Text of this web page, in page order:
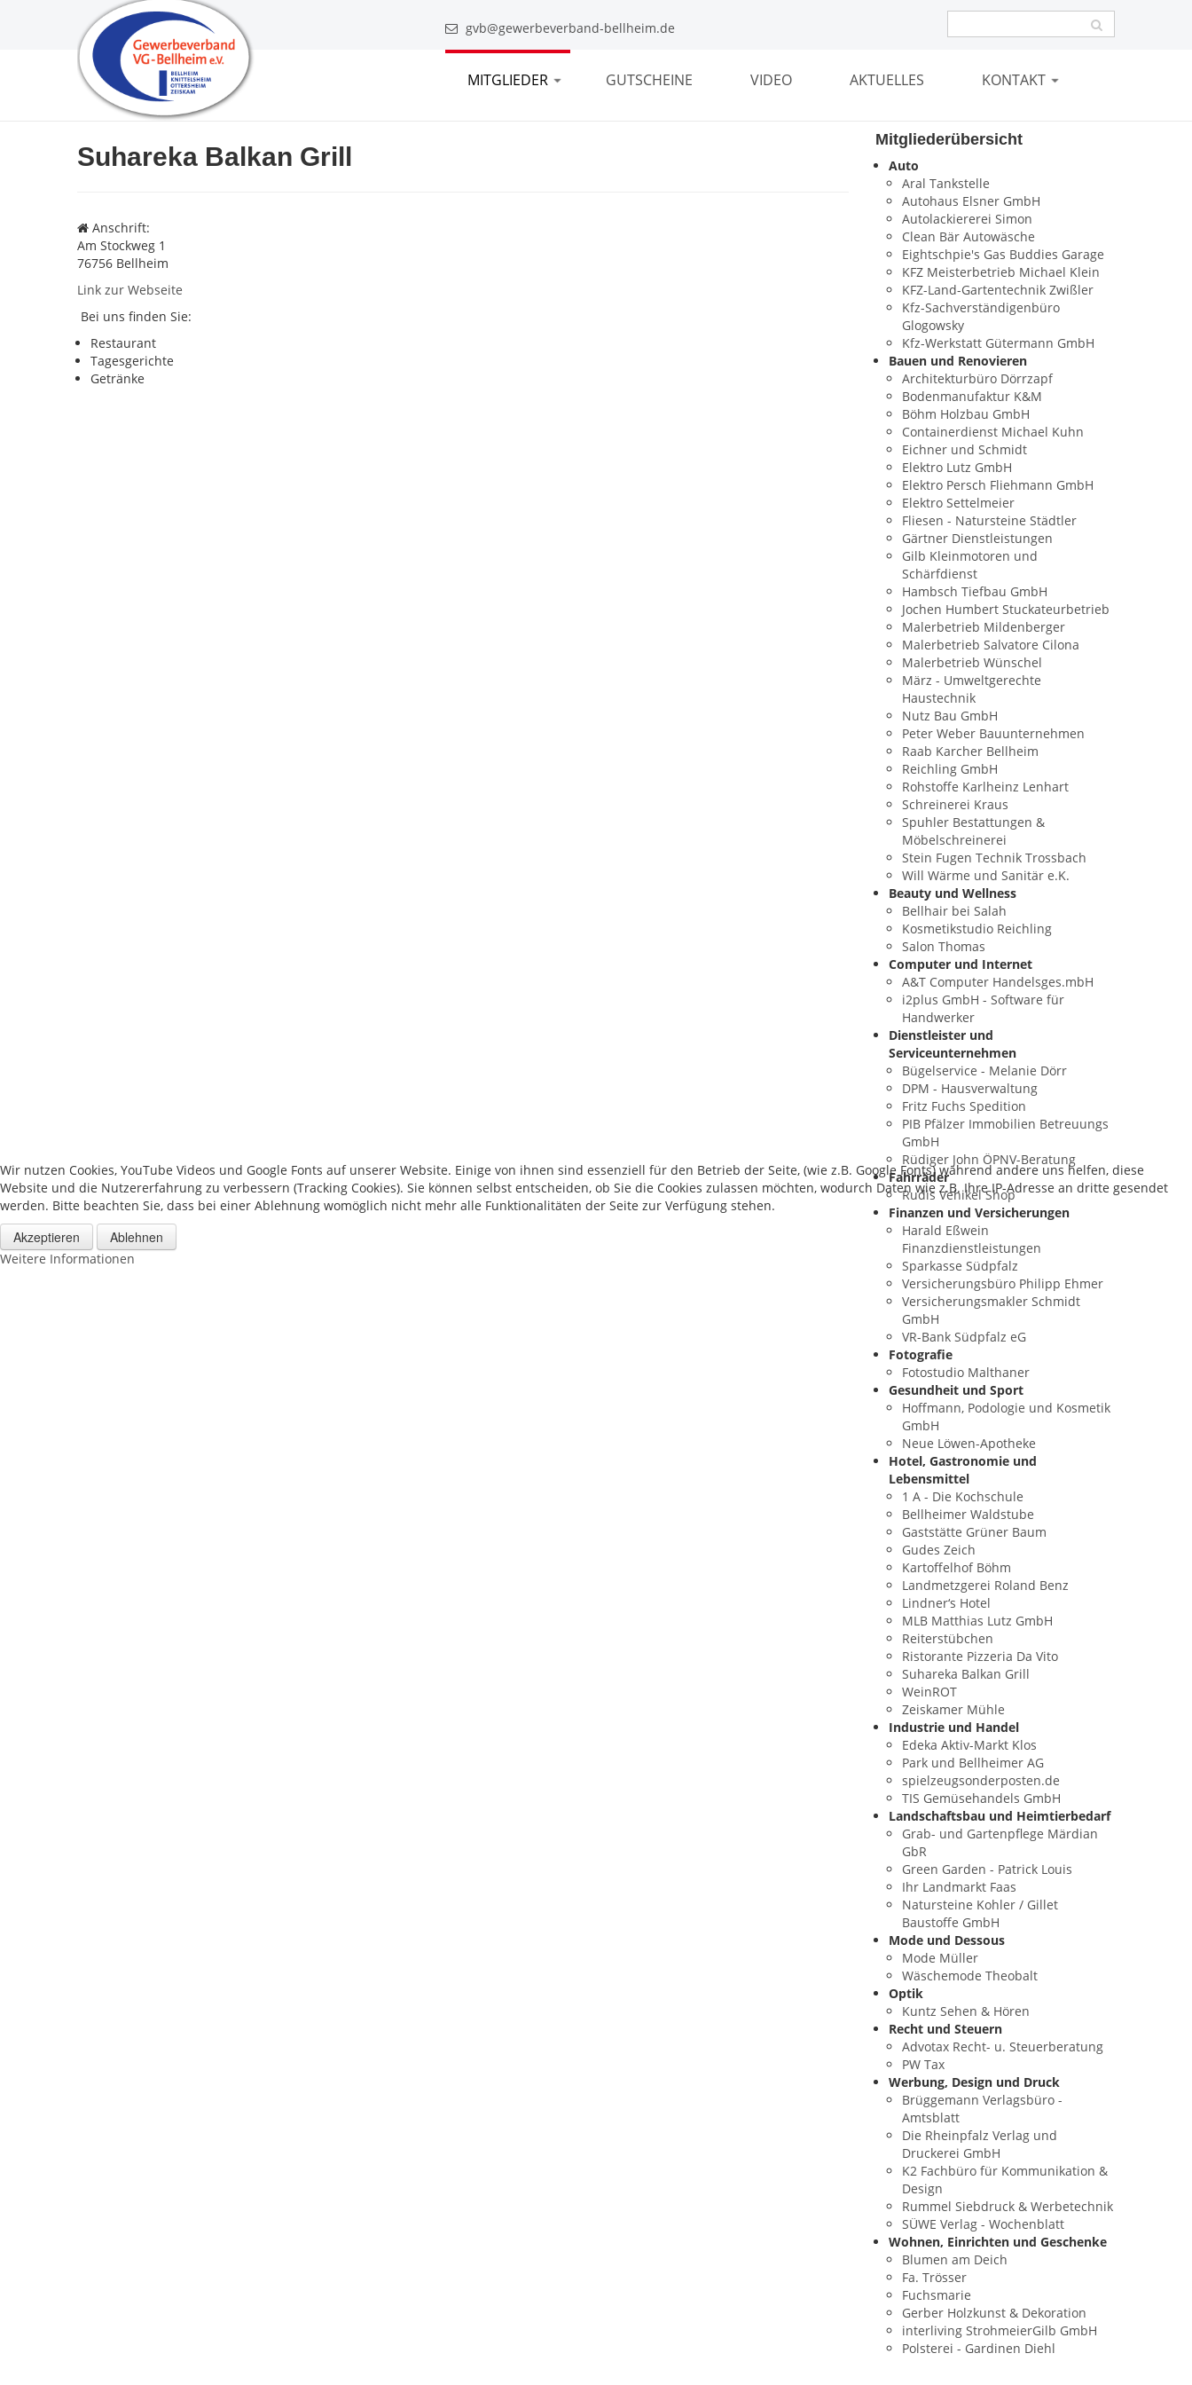
gvb@gewerbeverband-bellheim.de
MITGLIEDER GUTSCHEINE VIDEO AKTUELLES KONTAKT
Suhareka Balkan Grill
Anschrift:
Am Stockweg 1
76756 Bellheim
Link zur Webseite
Bei uns finden Sie:
Restaurant
Tagesgerichte
Getränke
Mitgliederübersicht
Auto
Aral Tankstelle
Autohaus Elsner GmbH
Autolackiererei Simon
Clean Bär Autowäsche
Eightschpie's Gas Buddies Garage
KFZ Meisterbetrieb Michael Klein
KFZ-Land-Gartentechnik Zwißler
Kfz-Sachverständigenbüro
Glogowsky
Kfz-Werkstatt Gütermann GmbH
Bauen und Renovieren
Architekturbüro Dörrzapf
Bodenmanufaktur K&M
Böhm Holzbau GmbH
Containerdienst Michael Kuhn
Eichner und Schmidt
Elektro Lutz GmbH
Elektro Persch Fliehmann GmbH
Elektro Settelmeier
Fliesen - Natursteine Städtler
Gärtner Dienstleistungen
Gilb Kleinmotoren und
Schärfdienst
Hambsch Tiefbau GmbH
Jochen Humbert Stuckateurbetrieb
Malerbetrieb Mildenberger
Malerbetrieb Salvatore Cilona
Malerbetrieb Wünschel
März - Umweltgerechte
Haustechnik
Nutz Bau GmbH
Peter Weber Bauunternehmen
Raab Karcher Bellheim
Reichling GmbH
Rohstoffe Karlheinz Lenhart
Schreinerei Kraus
Spuhler Bestattungen &
Möbelschreinerei
Stein Fugen Technik Trossbach
Will Wärme und Sanitär e.K.
Beauty und Wellness
Bellhair bei Salah
Kosmetikstudio Reichling
Salon Thomas
Computer und Internet
A&T Computer Handelsges.mbH
i2plus GmbH - Software für
Handwerker
Dienstleister und
Serviceunternehmen
Bügelservice - Melanie Dörr
DPM - Hausverwaltung
Fritz Fuchs Spedition
PIB Pfälzer Immobilien Betreuungs
GmbH
Rüdiger John ÖPNV-Beratung
Fahrräder
Rudis Vehikel Shop
Finanzen und Versicherungen
Harald Eßwein
Finanzdienstleistungen
Sparkasse Südpfalz
Versicherungsbüro Philipp Ehmer
Versicherungsmakler Schmidt
GmbH
VR-Bank Südpfalz eG
Fotografie
Fotostudio Malthaner
Gesundheit und Sport
Hoffmann, Podologie und Kosmetik
GmbH
Neue Löwen-Apotheke
Hotel, Gastronomie und
Lebensmittel
1 A - Die Kochschule
Bellheimer Waldstube
Gaststätte Grüner Baum
Gudes Zeich
Kartoffelhof Böhm
Landmetzgerei Roland Benz
Lindner‘s Hotel
MLB Matthias Lutz GmbH
Reiterstübchen
Ristorante Pizzeria Da Vito
Suhareka Balkan Grill
WeinROT
Zeiskamer Mühle
Industrie und Handel
Edeka Aktiv-Markt Klos
Park und Bellheimer AG
spielzeugsonderposten.de
TIS Gemüsehandels GmbH
Landschaftsbau und Heimtierbedarf
Grab- und Gartenpflege Märdian
GbR
Green Garden - Patrick Louis
Ihr Landmarkt Faas
Natursteine Kohler / Gillet
Baustoffe GmbH
Mode und Dessous
Mode Müller
Wäschemode Theobalt
Optik
Kuntz Sehen & Hören
Recht und Steuern
Advotax Recht- u. Steuerberatung
PW Tax
Werbung, Design und Druck
Brüggemann Verlagsbüro -
Amtsblatt
Die Rheinpfalz Verlag und
Druckerei GmbH
K2 Fachbüro für Kommunikation &
Design
Rummel Siebdruck & Werbetechnik
SÜWE Verlag - Wochenblatt
Wohnen, Einrichten und Geschenke
Blumen am Deich
Fa. Trösser
Fuchsmarie
Gerber Holzkunst & Dekoration
interliving StrohmeierGilb GmbH
Polsterei - Gardinen Diehl
Wir nutzen Cookies, YouTube Videos und Google Fonts auf unserer Website. Einige von ihnen sind essenziell für den Betrieb der Seite, (wie z.B. Google Fonts) während andere uns helfen, diese
Website und die Nutzererfahrung zu verbessern (Tracking Cookies). Sie können selbst entscheiden, ob Sie die Cookies zulassen möchten, wodurch Daten wie z.B. Ihre IP-Adresse an dritte gesendet
werden. Bitte beachten Sie, dass bei einer Ablehnung womöglich nicht mehr alle Funktionalitäten der Seite zur Verfügung stehen.
Akzeptieren Ablehnen
Weitere Informationen